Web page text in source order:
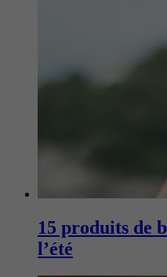
15 produits de
l’été